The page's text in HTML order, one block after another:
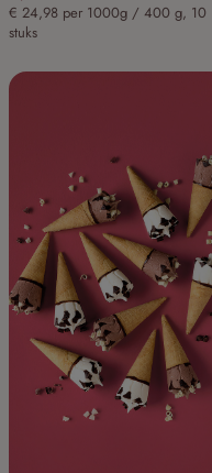
€ 24,98 per 1000g / 400 g, 10
stuks